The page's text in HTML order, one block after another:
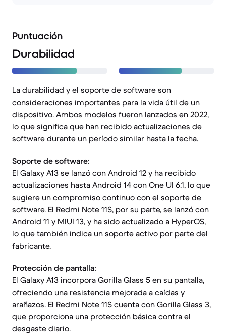
Puntuación
Durabilidad
La durabilidad y el soporte de software son
consideraciones importantes para la vida útil de un
dispositivo. Ambos modelos fueron lanzados en 2022,
lo que significa que han recibido actualizaciones de
software durante un período similar hasta la fecha.
Soporte de software:
El Galaxy A13 se lanzó con Android 12 y ha recibido
actualizaciones hasta Android 14 con One UI 6.1, lo que
sugiere un compromiso continuo con el soporte de
software. El Redmi Note 11S, por su parte, se lanzó con
Android 11 y MIUI 13, y ha sido actualizado a HyperOS,
lo que también indica un soporte activo por parte del
fabricante.
Protección de pantalla:
El Galaxy A13 incorpora Gorilla Glass 5 en su pantalla,
ofreciendo una resistencia mejorada a caídas y
arañazos. El Redmi Note 11S cuenta con Gorilla Glass 3,
que proporciona una protección básica contra el
desgaste diario.